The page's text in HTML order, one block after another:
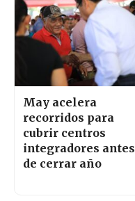
May acelera
recorridos para
cubrir centros
integradores antes
de cerrar año